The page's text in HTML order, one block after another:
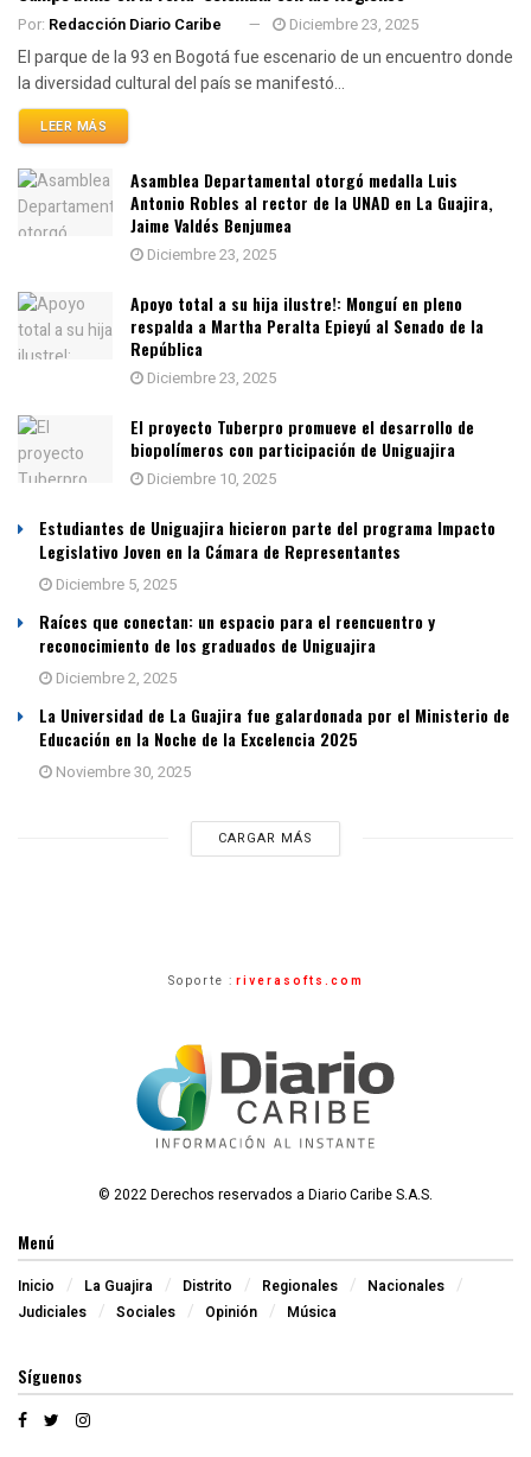
Por: Redacción Diario Caribe Diciembre 23, 2025
El parque de la 93 en Bogotá fue escenario de un encuentro donde
la diversidad cultural del país se manifestó...
LEER MÁS
Asamblea Departamental otorgó medalla Luis
Antonio Robles al rector de la UNAD en La Guajira,
Jaime Valdés Benjumea
Diciembre 23, 2025
Apoyo total a su hija ilustre!: Monguí en pleno
respalda a Martha Peralta Epieyú al Senado de la
República
Diciembre 23, 2025
El proyecto Tuberpro promueve el desarrollo de
biopolímeros con participación de Uniguajira
Diciembre 10, 2025
Estudiantes de Uniguajira hicieron parte del programa Impacto
Legislativo Joven en la Cámara de Representantes
Diciembre 5, 2025
Raíces que conectan: un espacio para el reencuentro y
reconocimiento de los graduados de Uniguajira
Diciembre 2, 2025
La Universidad de La Guajira fue galardonada por el Ministerio de
Educación en la Noche de la Excelencia 2025
Noviembre 30, 2025
CARGAR MÁS
Soporte : riverasofts.com
© 2022 Derechos reservados a Diario Caribe S.A.S.
Menú
Inicio La Guajira Distrito Regionales
Nacionales
Judiciales
Sociales Opinión Música
Síguenos